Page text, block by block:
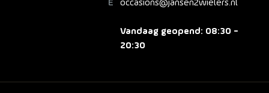
occasions@jansen2wielers.nl
Vandaag geopend: 08:30 -
20:30